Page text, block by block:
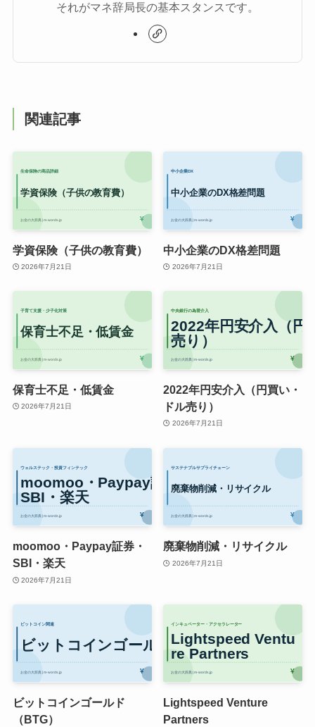
それがマネ辞局長の基本スタンスです。
関連記事
学資保険（子供の教育費）
2026年7月21日
中小企業のDX格差問題
2026年7月21日
保育士不足・低賃金
2026年7月21日
2022年円安介入（円買い・
ドル売り）
2026年7月21日
moomoo・Paypay証券・
SBI・楽天
2026年7月21日
廃棄物削減・リサイクル
2026年7月21日
ビットコインゴールド
（BTG）
Lightspeed Venture
Partners